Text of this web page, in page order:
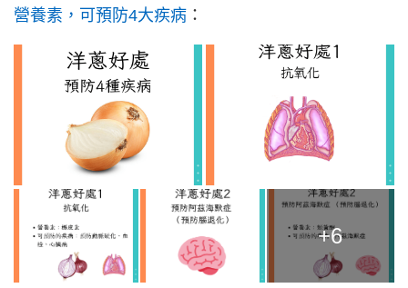
營養素，可預防4大疾病 ：
+6